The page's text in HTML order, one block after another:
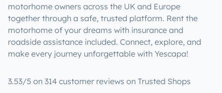
motorhome owners across the UK and Europe
together through a safe, trusted platform. Rent the
motorhome of your dreams with insurance and
roadside assistance included. Connect, explore, and
make every journey unforgettable with Yescapa!
3.53/5 on 314 customer reviews on Trusted Shops